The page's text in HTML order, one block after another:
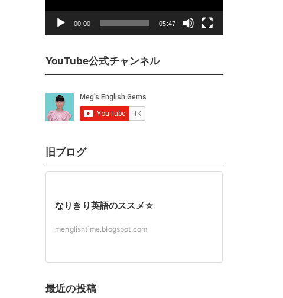
ー
00:00 05:47
YouTube公式チャンネル
旧ブログ
なりきり英語のススメ☆
menglishtime.blogspot.com
最近の投稿